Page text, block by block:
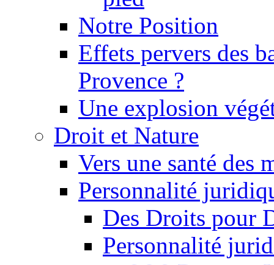
Notre Position
Effets pervers des
Provence ?
Une explosion
Droit et Nature
Vers une santé des
Personnalité
Des Droits pour
Personnalité